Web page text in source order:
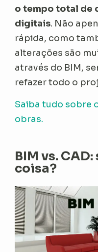
o tempo total de
digitais. Não
rápida, como
alterações são
através do BIM,
refazer todo o
Saiba tudo sobre
obras.
BIM vs.
coisa?